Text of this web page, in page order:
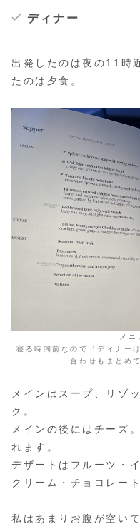
ディナー
出発したのは夜の11時
たのは夕食。
メニ
寝る時間前なので「ディナー
合わせもまとめ
メインはスープ、リゾ
ク。
メインの後にはチーズ
れます。
デザートはフルーツ・
クリーム・チョコレー
私はあまりお腹が空い